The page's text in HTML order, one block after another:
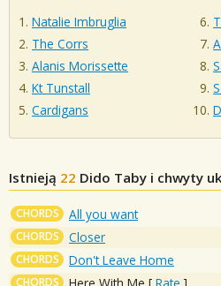
Natalie Imbruglia
The Corrs
Alanis Morissette
Kt Tunstall
Cardigans
Istnieją 22 Dido Taby i chwyty
CHORDS All you want
CHORDS Closer
CHORDS Don't Leave Home
CHORDS